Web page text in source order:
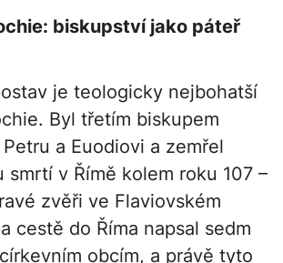
biskupství jako páteř
je teologicky nejbohatší
Byl třetím biskupem
a Euodiovi a zemřel
smrtí v Římě kolem roku 107 –
zvěři ve Flaviovském
cestě do Říma napsal sedm
obcím, a právě tyto